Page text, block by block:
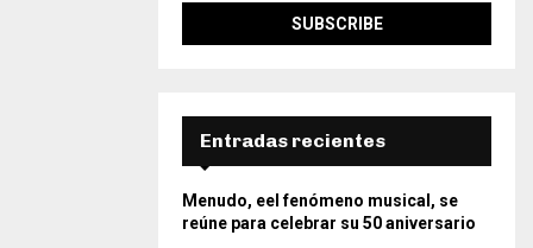
Entradas recientes
Menudo, eel fenómeno musical, se
reúne para celebrar su 50 aniversario